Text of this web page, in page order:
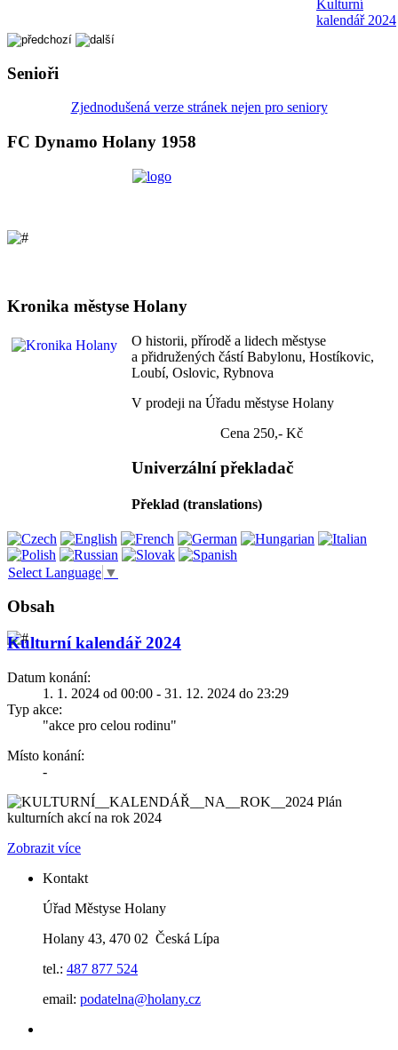
Kulturní
kalendář 2024
Senioři
Zjednodušená verze stránek nejen pro seniory
FC Dynamo Holany 1958
Kronika městyse Holany
O historii, přírodě a lidech městyse
a přidružených částí Babylonu, Hostíkovic,
Loubí, Oslovic, Rybnova
V prodeji na Úřadu městyse Holany
Cena 250,- Kč
Univerzální překladač
Překlad (translations)
Select Language ▼
Obsah
Kulturní kalendář 2024
Datum konání:
1. 1. 2024 od 00:00 - 31. 12. 2024 do 23:29
Typ akce:
"akce pro celou rodinu"
Místo konání:
-
Plán
kulturních akcí na rok 2024
Zobrazit více
Kontakt
Úřad Městyse Holany
Holany 43, 470 02 Česká Lípa
tel.: 487 877 524
email: podatelna@holany.cz